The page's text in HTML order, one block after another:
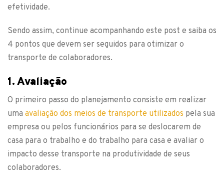
efetividade.
Sendo assim, continue acompanhando este post e saiba os
4 pontos que devem ser seguidos para otimizar o
transporte de colaboradores.
1. Avaliação
O primeiro passo do planejamento consiste em realizar
uma avaliação dos meios de transporte utilizados pela sua
empresa ou pelos funcionários para se deslocarem de
casa para o trabalho e do trabalho para casa e avaliar o
impacto desse transporte na produtividade de seus
colaboradores.